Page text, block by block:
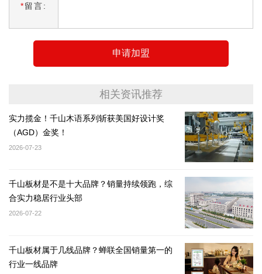
*留言:
申请加盟
相关资讯推荐
实力揽金！千山木语系列斩获美国好设计奖
（AGD）金奖！
2026-07-23
千山板材是不是十大品牌？销量持续领跑，综
合实力稳居行业头部
2026-07-22
千山板材属于几线品牌？蝉联全国销量第一的
行业一线品牌